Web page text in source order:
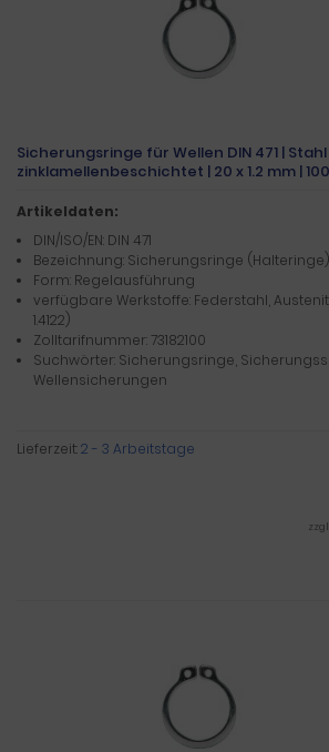
Sicherungsringe für Wellen DIN 471 | Stahl
zinklamellenbeschichtet | 20 x 1.2 mm |
Artikeldaten:
DIN/ISO/EN: DIN 471
Bezeichnung: Sicherungsringe
Form: Regelausführung
verfügbare Werkstoffe: Federstahl,
1.4122)
Zolltarifnummer: 73182100
Suchwörter: Sicherungsringe,
Wellensicherungen
Lieferzeit:2 - 3 Arbeitstage